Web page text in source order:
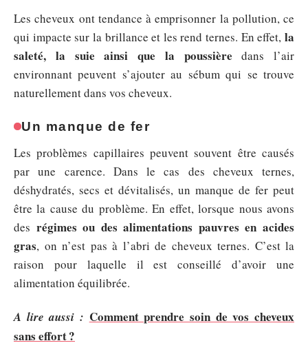
Les cheveux ont tendance à emprisonner la pollution, ce
qui impacte sur la brillance et les rend ternes. En effet, la
saleté, la suie ainsi que la poussière dans l’air
environnant peuvent s’ajouter au sébum qui se trouve
naturellement dans vos cheveux.
Un manque de fer
Les problèmes capillaires peuvent souvent être causés
par une carence. Dans le cas des cheveux ternes,
déshydratés, secs et dévitalisés, un manque de fer peut
être la cause du problème. En effet, lorsque nous avons
des régimes ou des alimentations pauvres en acides
gras, on n’est pas à l’abri de cheveux ternes. C’est la
raison pour laquelle il est conseillé d’avoir une
alimentation équilibrée.
A lire aussi : Comment prendre soin de vos cheveux
sans effort ?